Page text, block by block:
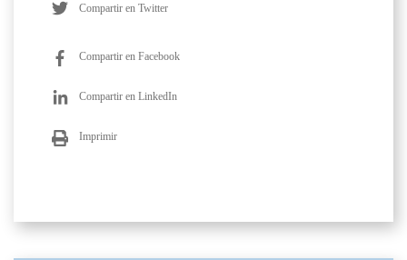
Compartir en Twitter
Compartir en Facebook
Compartir en LinkedIn
Imprimir